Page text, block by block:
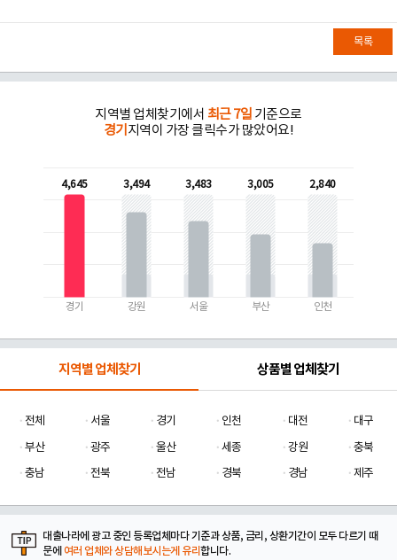
목록
지역별 업체찾기에서 최근 7일 기준으로
경기 지역이 가장 클릭수가 많았어요!
4,645
경기
3,494
강원
3,483
서울
3,005
부산
2,840
인천
지역별 업체찾기 상품별 업체찾기
전체 서울 경기 인천 대전
대구
부산
광주 울산 세종 강원
충북
충남
전북 전남 경북 경남 제주
대출나라에 광고 중인 등록업체마다 기준과 상품, 금리, 상환기간이 모두 다르기 때
문에 여러 업체와 상담해보시는게 유리합니다.